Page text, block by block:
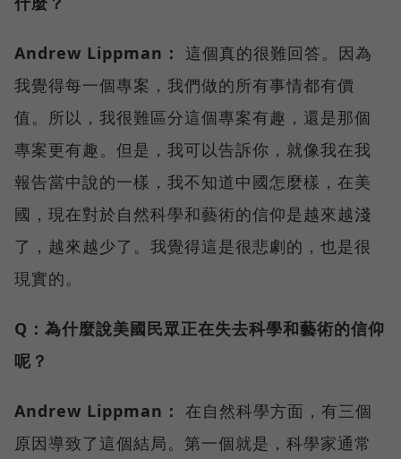
Andrew Lippman：
這個真的很難回答。因為
我覺得每一個專案，我們做的所有事情都有價
值。所以，我很難區分這個專案有趣，還是那個
專案更有趣。但是，我可以告訴你，就像我在我
報告當中說的一樣，我不知道中國怎麼樣，在美
國，現在對於自然科學和藝術的信仰是越來越淺
了，越來越少了。我覺得這是很悲劇的，也是很
現實的。
Q：為什麼說美國民眾正在失去科學和藝術的信仰
呢？
Andrew Lippman： 在自然科學方面，有三個
原因導致了這個結局。第一個就是，科學家通常